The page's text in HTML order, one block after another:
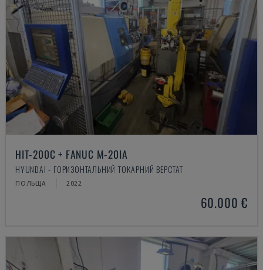
HIT-200C + FANUC M-20IA
HYUNDAI - ГОРИЗОНТАЛЬНИЙ ТОКАРНИЙ ВЕРСТАТ
ПОЛЬЩА 2022
60.000 €